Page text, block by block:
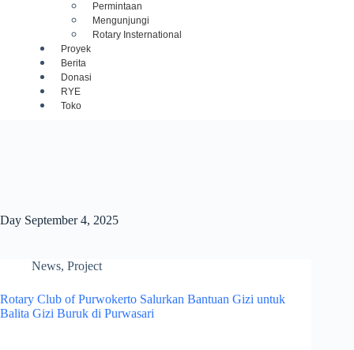
Permintaan
Mengunjungi
Rotary Insternational
Proyek
Berita
Donasi
RYE
Toko
Day September 4, 2025
News, Project
Rotary Club of Purwokerto Salurkan Bantuan Gizi untuk
Balita Gizi Buruk di Purwasari